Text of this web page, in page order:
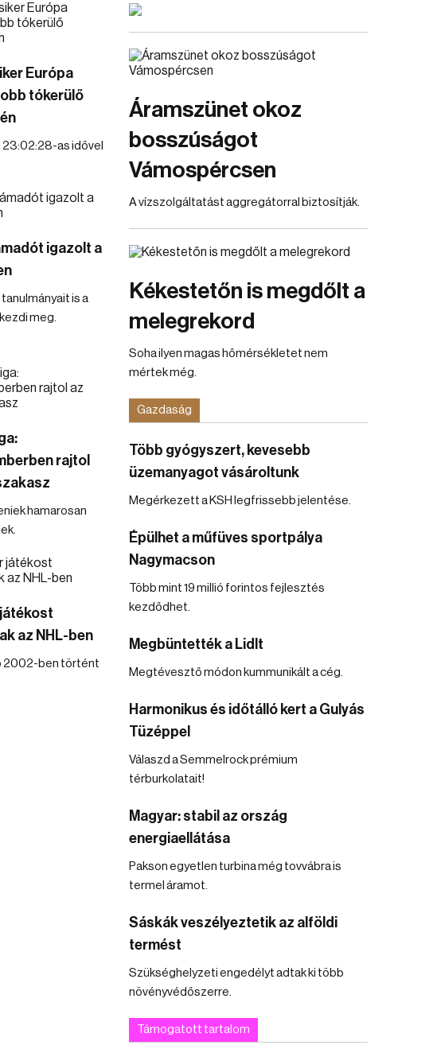
Európa
tókerülő
23:02:28-as idővel
igazolt a
is a
meg.
rajtol
hamarosan
az NHL-ben
2002-ben történt
Áramszünet okoz
bosszúságot
Vámospércsen
A vízszolgáltatást aggregátorral biztosítják.
Kékestetőn is megdőlt a
melegrekord
Soha ilyen magas hőmérsékletet nem
mértek még.
Gazdaság
Több gyógyszert, kevesebb
üzemanyagot vásároltunk
Megérkezett a KSH legfrissebb jelentése.
Épülhet a műfüves sportpálya
Nagymacson
Több mint 19 millió forintos fejlesztés
kezdődhet.
Megbüntették a Lidlt
Megtévesztő módon kummunikált a cég.
Harmonikus és időtálló kert a Gulyás
Tüzéppel
Válaszd a Semmelrock prémium
térburkolatait!
Magyar: stabil az ország
energiaellátása
Pakson egyetlen turbina még tovvábra is
termel áramot.
Sáskák veszélyeztetik az alföldi
termést
Szükséghelyzeti engedélyt adtak ki több
növényvédőszerre.
Támogatott tartalom